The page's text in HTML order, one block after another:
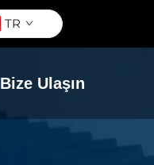
TR
Bize Ulaşın